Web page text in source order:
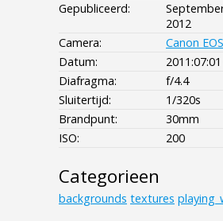
Gepubliceerd:
2012
Camera:
Canon
Datum:
Diafragma:
f/4.4
Sluitertijd:
1/320s
Brandpunt:
30mm
ISO:
200
Categorieen
backgrounds textures